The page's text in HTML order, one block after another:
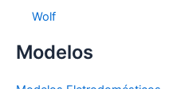
Wolf
Modelos